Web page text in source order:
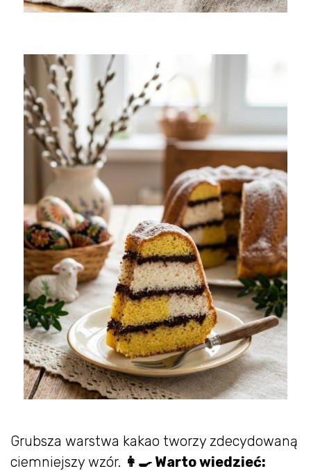
Grubsza warstwa kakao tworzy zdecydowaną
ciemniejszy wzór. 👩‍🍳 Warto wiedzieć: